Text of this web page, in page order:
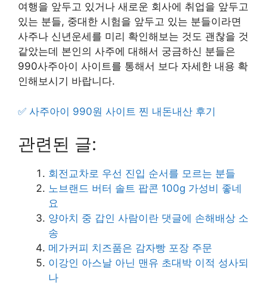
여행을 앞두고 있거나 새로운 회사에 취업을 앞두고
있는 분들, 중대한 시험을 앞두고 있는 분들이라면
사주나 신년운세를 미리 확인해보는 것도 괜찮을 것
같았는데 본인의 사주에 대해서 궁금하신 분들은
990사주아이 사이트를 통해서 보다 자세한 내용 확
인해보시기 바랍니다.
✅ 사주아이 990원 사이트 찐 내돈내산 후기
관련된 글:
회전교차로 우선 진입 순서를 모르는 분들
노브랜드 버터 솔트 팝콘 100g 가성비 좋네
요
양아치 중 갑인 사람이란 댓글에 손해배상 소
송
메가커피 치즈품은 감자빵 포장 주문
이강인 아스날 아닌 맨유 초대박 이적 성사되
나